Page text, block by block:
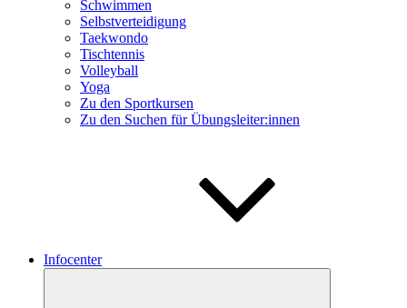
Schwimmen
Selbstverteidigung
Taekwondo
Tischtennis
Volleyball
Yoga
Zu den Sportkursen
Zu den Suchen für Übungsleiter:innen
Infocenter